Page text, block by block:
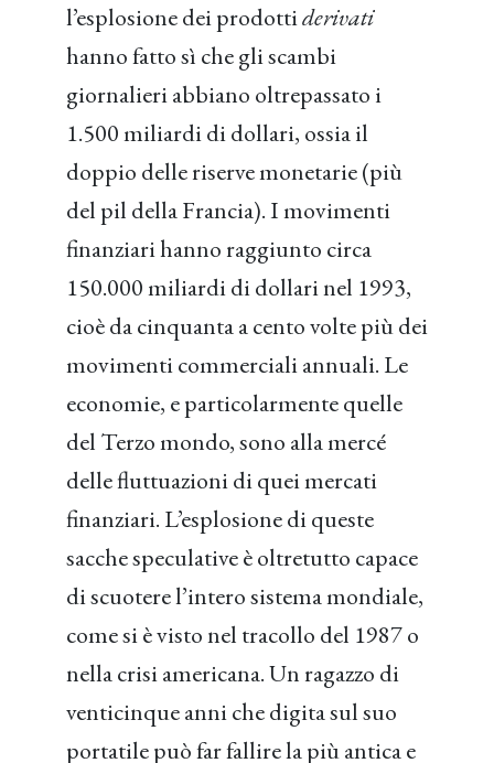
l’esplosione dei prodottiderivati
hanno fatto sì che gli scambi
giornalieri abbiano oltrepassato i
1.500 miliardi di dollari, ossia il
doppio delle riserve monetarie (più
del pil della Francia). I movimenti
finanziari hanno raggiunto circa
150.000 miliardi di dollari nel 1993,
cioè da cinquanta a cento volte più dei
movimenti commerciali annuali. Le
economie, e particolarmente quelle
del Terzo mondo, sono alla mercé
delle fluttuazioni di quei mercati
finanziari. L’esplosione di queste
sacche speculative è oltretutto capace
di scuotere l’intero sistema mondiale,
come si è visto nel tracollo del 1987 o
nella crisi americana. Un ragazzo di
venticinque anni che digita sul suo
portatile può far fallire la più antica e